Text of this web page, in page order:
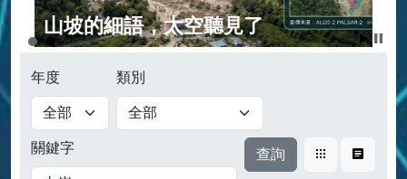
山坡的細語，太空聽見了
年度 類別
關鍵字 查詢 卡片式表格式